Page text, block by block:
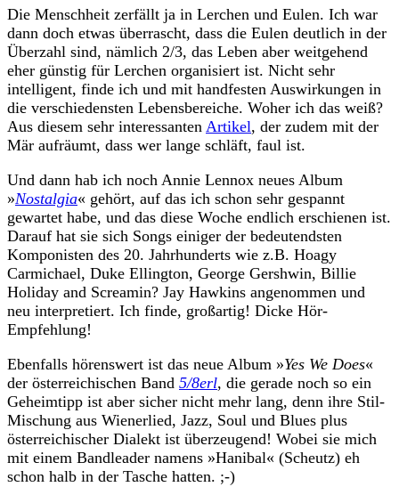
Die Menschheit zerfällt ja in Lerchen und Eulen. Ich war
dann doch etwas überrascht, dass die Eulen deutlich in der
Überzahl sind, nämlich 2/3, das Leben aber weitgehend
eher günstig für Lerchen organisiert ist. Nicht sehr
intelligent, finde ich und mit handfesten Auswirkungen in
die verschiedensten Lebensbereiche. Woher ich das weiß?
Aus diesem sehr interessanten Artikel, der zudem mit der
Mär aufräumt, dass wer lange schläft, faul ist.
Und dann hab ich noch Annie Lennox neues Album
»Nostalgia« gehört, auf das ich schon sehr gespannt
gewartet habe, und das diese Woche endlich erschienen ist.
Darauf hat sie sich Songs einiger der bedeutendsten
Komponisten des 20. Jahrhunderts wie z.B. Hoagy
Carmichael, Duke Ellington, George Gershwin, Billie
Holiday and Screamin? Jay Hawkins angenommen und
neu interpretiert. Ich finde, großartig! Dicke Hör-
Empfehlung!
Ebenfalls hörenswert ist das neue Album »Yes We Does«
der österreichischen Band 5/8erl, die gerade noch so ein
Geheimtipp ist aber sicher nicht mehr lang, denn ihre Stil-
Mischung aus Wienerlied, Jazz, Soul und Blues plus
österreichischer Dialekt ist überzeugend! Wobei sie mich
mit einem Bandleader namens »Hanibal« (Scheutz) eh
schon halb in der Tasche hatten. ;-)